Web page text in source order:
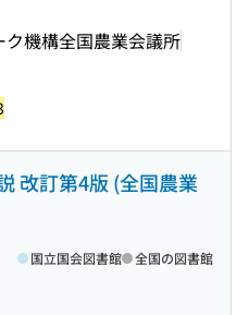
機構全国農業会議所
改訂第4版 (全国農業
国立国会図書館 全国の図書館